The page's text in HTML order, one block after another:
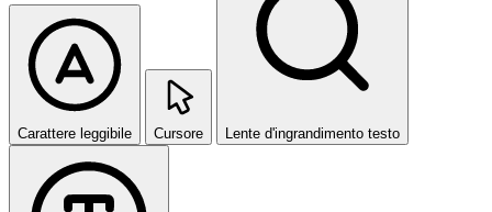
Carattere leggibile Cursore Lente d'ingrandimento testo